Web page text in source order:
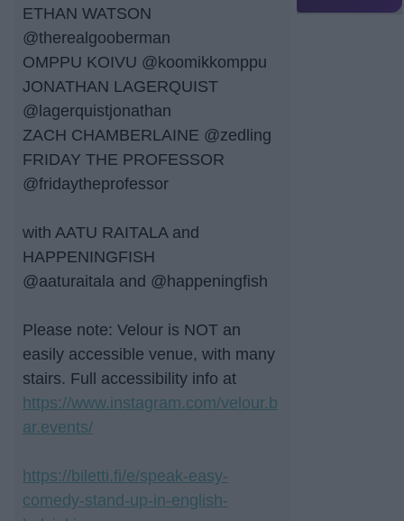
ETHAN WATSON
@therealgooberman
OMPPU KOIVU @koomikkomppu
JONATHAN LAGERQUIST
@lagerquistjonathan
ZACH CHAMBERLAINE @zedling
FRIDAY THE PROFESSOR
@fridaytheprofessor
with AATU RAITALA and
HAPPENINGFISH
@aaturaitala and @happeningfish
Please note: Velour is NOT an
easily accessible venue, with many
stairs. Full accessibility info at
https://www.instagram.com/velour.b
ar.events/
https://biletti.fi/e/speak-easy-
comedy-stand-up-in-english-